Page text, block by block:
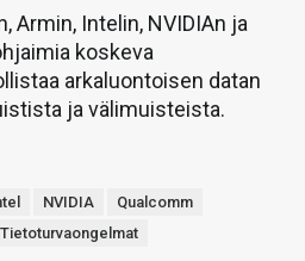
Armin, Intelin, NVIDIAn ja
koskeva
arkaluontoisen datan
ja välimuisteista.
NVIDIA
Qualcomm
Tietoturvaongelmat